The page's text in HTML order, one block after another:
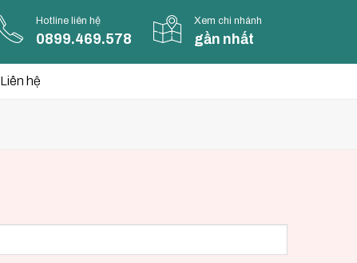
Hotline liên hệ
0899.469.578
Xem chi nhánh
gần nhất
Liên hệ